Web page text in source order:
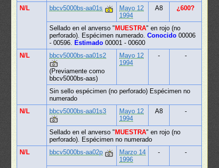
N/L
bbcv5000bs-aa01s
Mayo 12
1994
A8 ¿600?
Sellado en el anverso " MUESTRA" en rojo (no
perforado). Espécimen numerado.Conocido 00006
- 00596. Estimado 00001 - 00600
N/L
bbcv5000bs-aa01s2
(Previamente como
bbcv5000bs-aas)
Mayo 12
1994
- -
Sin sello espécimen (no perforado) Espécimen no
numerado
N/L
bbcv5000bs-aa01s3
Mayo 12
1994
A8 -
Sellado en el anverso " MUESTRA" en rojo (no
perforado). Espécimen no numerado
N/L
bbcv5000bs-aa02p
Marzo 14
1996
- -